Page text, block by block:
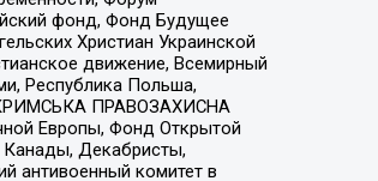
фонд, Фонд Будущее
Христиан Украинской
движение, Всемирный
Республика Польша,
КРИМСЬКА ПРАВОЗАХИСНА
Европы, Фонд Открытой
Канады, Декабристы,
антивоенный комитет в